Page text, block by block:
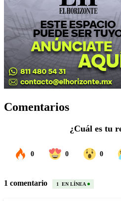
Comentarios